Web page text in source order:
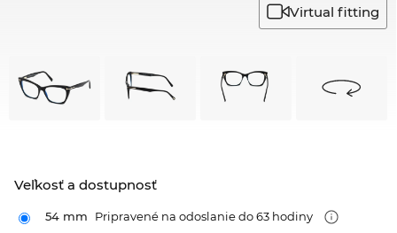
Virtual fitting
Veľkosť a dostupnosť
54 mm Pripravené na odoslanie do 63 hodiny